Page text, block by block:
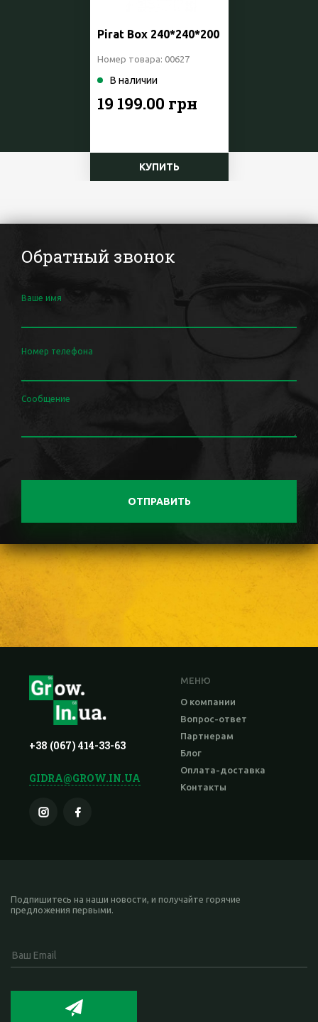
Pirat Box 240*240*200
Номер товара: 00627
В наличии
19 199.00 грн
КУПИТЬ
Обратный звонок
Ваше имя
Номер телефона
Сообщение
ОТПРАВИТЬ
+38 (067) 414-33-63
GIDRA@GROW.IN.UA
МЕНЮ
О компании
Вопрос-ответ
Партнерам
Блог
Оплата-доставка
Контакты
Подпишитесь на наши новости, и получайте горячие
предложения первыми.